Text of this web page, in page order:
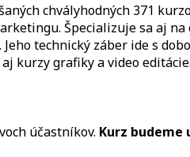
chvályhodných 371
Špecializuje sa aj
technický záber ide s
kurzy grafiky a video editácie.
účastníkov. Kurz